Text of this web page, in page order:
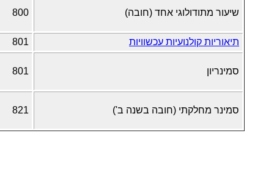
שיעור מתודולוגי אחד (חובה) 800
תיאוריות קולנועיות עכשוויות 801
סמינריון 801
סמינר מחלקתי (חובה בשנה ב') 821